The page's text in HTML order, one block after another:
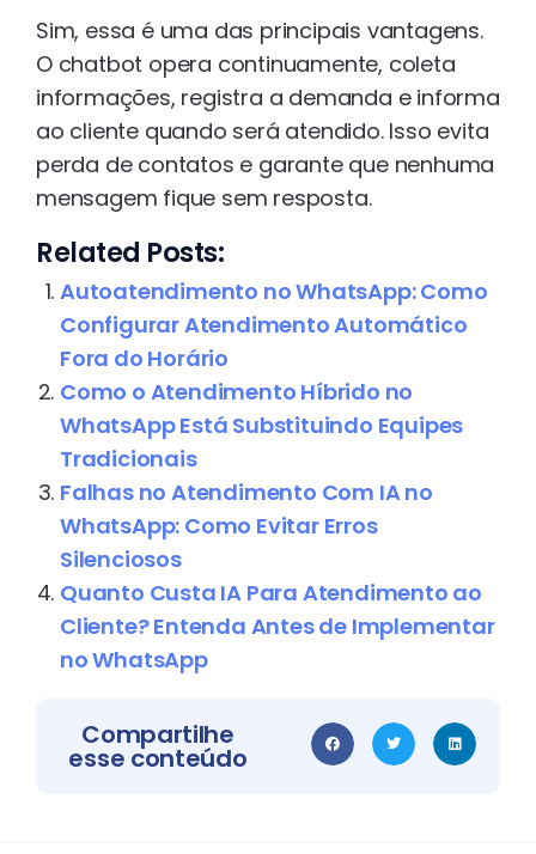
Sim, essa é uma das principais vantagens.
O chatbot opera continuamente, coleta
informações, registra a demanda e informa
ao cliente quando será atendido. Isso evita
perda de contatos e garante que nenhuma
mensagem fique sem resposta.
Related Posts:
Autoatendimento no WhatsApp: Como
Configurar Atendimento Automático
Fora do Horário
Como o Atendimento Híbrido no
WhatsApp Está Substituindo Equipes
Tradicionais
Falhas no Atendimento Com IA no
WhatsApp: Como Evitar Erros
Silenciosos
Quanto Custa IA Para Atendimento ao
Cliente? Entenda Antes de Implementar
no WhatsApp
Compartilhe
esse conteúdo